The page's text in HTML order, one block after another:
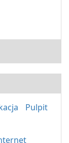
Pulpit